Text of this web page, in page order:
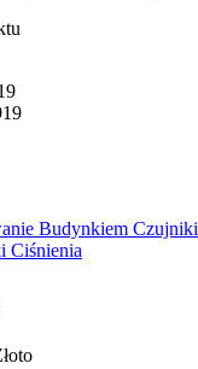
Budynkiem Czujniki
Ciśnienia